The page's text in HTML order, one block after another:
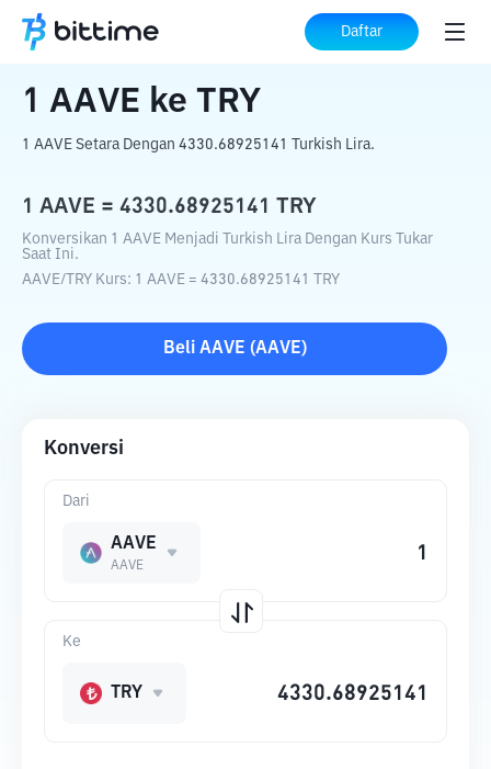
Daftar
Beranda Konverter Kripto TRY
1 AAVE ke TRY
1 AAVE Setara Dengan 4330.68925141 Turkish Lira.
1 AAVE = 4330.68925141 TRY
Konversikan 1 AAVE Menjadi Turkish Lira Dengan Kurs Tukar
Saat Ini.
AAVE/ TRY Kurs: 1 AAVE = 4330.68925141 TRY
Beli AAVE (AAVE)
Konversi
Dari
AAVE
AAVE
Ke
TRY